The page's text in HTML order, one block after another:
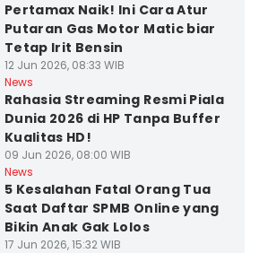
Pertamax Naik! Ini Cara Atur
Putaran Gas Motor Matic biar
Tetap Irit Bensin
12 Jun 2026, 08:33 WIB
News
Rahasia Streaming Resmi Piala
Dunia 2026 di HP Tanpa Buffer
Kualitas HD!
09 Jun 2026, 08:00 WIB
News
5 Kesalahan Fatal Orang Tua
Saat Daftar SPMB Online yang
Bikin Anak Gak Lolos
17 Jun 2026, 15:32 WIB